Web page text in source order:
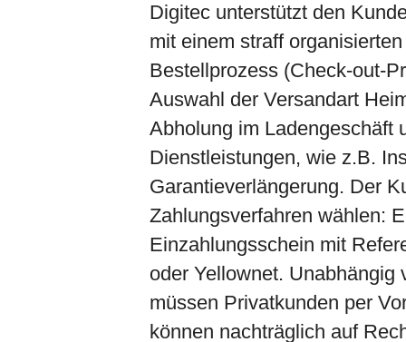
Digitec unterstützt den
mit einem straff
Bestellprozess (Check-out-
Auswahl der Versandart
Abholung im Ladengeschäft
Dienstleistungen, wie z.B.
Garantieverlängerung. Der
Zahlungsverfahren wählen:
Einzahlungsschein mit
oder Yellownet. Unabhängig
müssen Privatkunden per
können nachträglich auf